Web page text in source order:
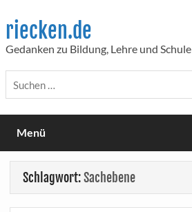
content
riecken.de
Gedanken zu Bildung, Lehre und Schule
Menü
Schlagwort:Sachebene